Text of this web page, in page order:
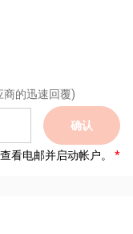
商的迅速回覆)
确认
看电邮并启动帐户。